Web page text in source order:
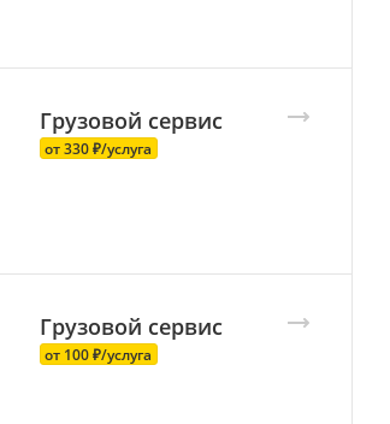
Грузовой сервис
от 330 ₽/услуга
Грузовой сервис
от 100 ₽/услуга